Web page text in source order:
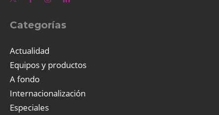
Categorías
Actualidad
Equipos y productos
A fondo
Internacionalización
Especiales